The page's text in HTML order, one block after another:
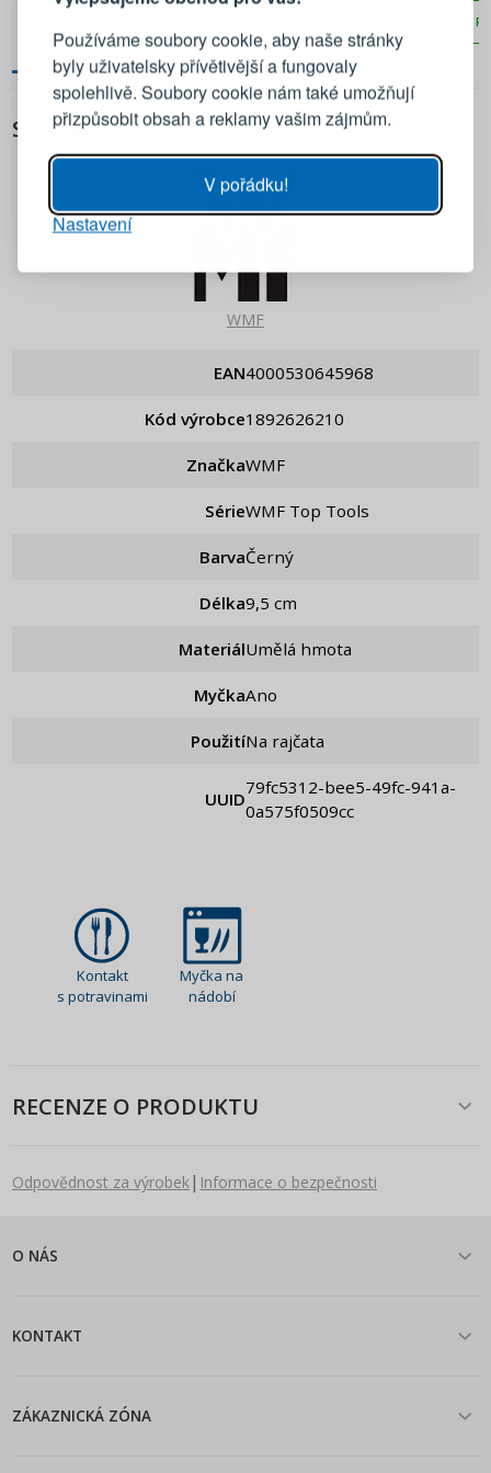
Používáme soubory cookie, aby naše stránky
byly uživatelsky přívětivější a fungovaly
spolehlivě. Soubory cookie nám také umožňují
přizpůsobit obsah a reklamy vašim zájmům.
V pořádku!
Nastavení
SPECIFIKACE
WMF
EAN 4000530645968
Kód výrobce 1892626210
Značka WMF
Série WMF Top Tools
Barva Černý
Délka 9,5 cm
Materiál Umělá hmota
Myčka Ano
Použití Na rajčata
UUID
79fc5312-bee5-49fc-941a-
0a575f0509cc
Kontakt
s potravinami
Myčka na
nádobí
RECENZE O PRODUKTU
Odpovědnost za výrobek| Informace o bezpečnosti
O NÁS
KONTAKT
ZÁKAZNICKÁ ZÓNA
Přihlaste se ke svému účtu
Emailová adresa
PŘIHLÁSIT SE
Připomenutí hesla